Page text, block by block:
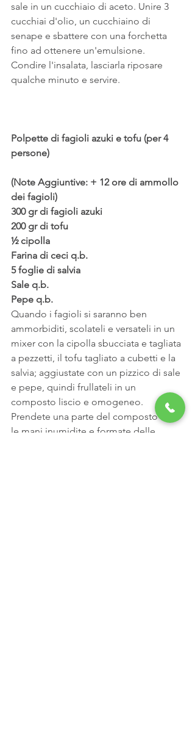
sale in un cucchiaio di aceto. Unire 3
cucchiai d'olio, un cucchiaino di
senape e sbattere con una forchetta
fino ad ottenere un'emulsione.
Condire l'insalata, lasciarla riposare
qualche minuto e servire.
Polpette di fagioli azuki e tofu (per 4
persone)
(Note Aggiuntive: + 12 ore di ammollo
dei fagioli)
300 gr di fagioli azuki
200 gr di tofu
½ cipolla
Farina di ceci q.b.
5 foglie di salvia
Sale q.b.
Pepe q.b.
Quando i fagioli si saranno ben
ammorbiditi, scolateli e versateli in un
mixer con la cipolla sbucciata e tagliata
a pezzetti, il tofu tagliato a cubetti e la
salvia; aggiustate con un pizzico di sale
e pepe, quindi frullateli in un
composto liscio e omogeneo.
Prendete una parte del composto con
le mani inumidite e formate delle